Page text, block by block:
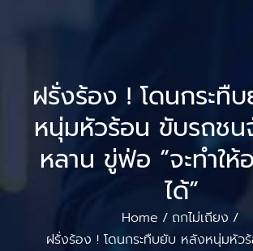
ฝรั่งร้อง ! โดนกระทื
หนุ่มหัวร้อน ขับรถชน
หลาน ขู่ฟ่อ “จะทำให้
ได้”
Home / ถกไม่เถียง /
ฝรั่งร้อง ! โดนกระทืบยับ หลังหนุ่มหัว